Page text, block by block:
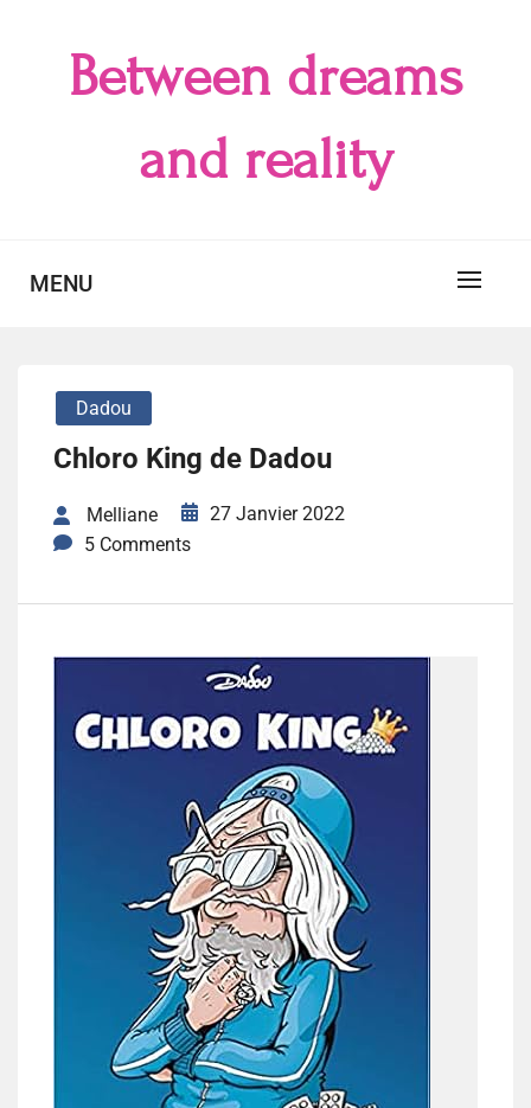
Between dreams
and reality
MENU
Dadou
Chloro King de Dadou
Melliane
27 Janvier 2022
5 Comments